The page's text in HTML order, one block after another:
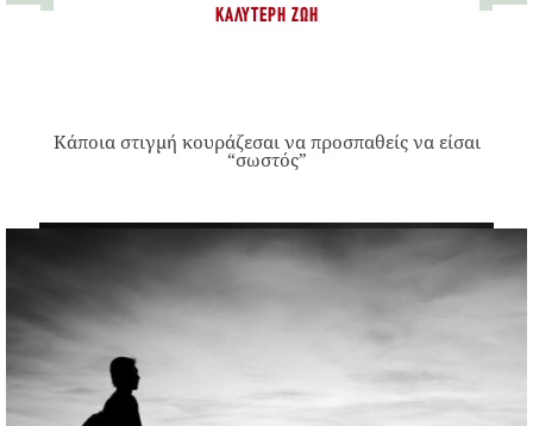
ΚΑΛΎΤΕΡΗ ΖΩΉ
Κάποια στιγμή κουράζεσαι να προσπαθείς να είσαι
“σωστός”